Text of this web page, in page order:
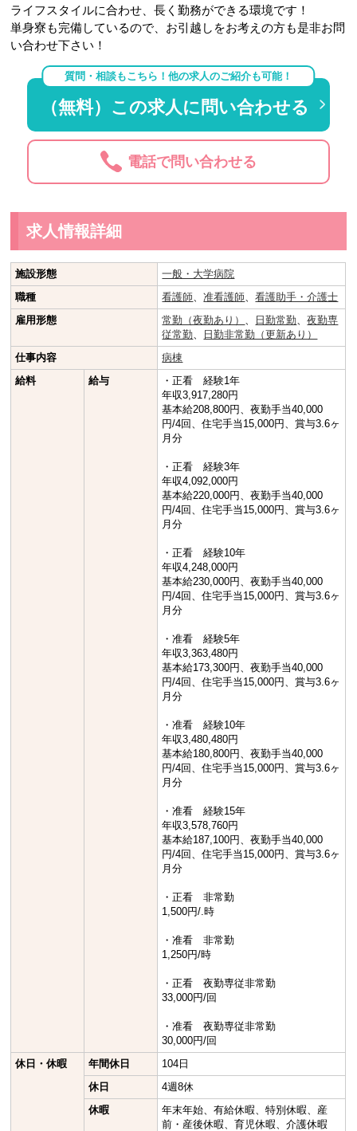
ライフスタイルに合わせ、長く勤務ができる環境です！
単身寮も完備しているので、お引越しをお考えの方も是非お問
い合わせ下さい！
質問・相談もこちら！他の求人のご紹介も可能！
（無料）この求人に問い合わせる
電話で問い合わせる
求人情報詳細
施設形態
一般・大学病院
職種
看護師 、准看護師 、看護助手・介護士
雇用形態
常勤（夜勤あり） 日勤常勤 、夜勤専
従常勤
日勤非常勤（更新あり）
仕事内容
病棟
給料
給与
・正看 経験1年
年収3,917,280円
基本給208,800円、夜勤手当40,000
円/4回、住宅手当15,000円、賞与3.6ヶ
月分
・正看 経験3年
年収4,092,000円
基本給220,000円、夜勤手当40,000
円/4回、住宅手当15,000円、賞与3.6ヶ
月分
・正看 経験10年
年収4,248,000円
基本給230,000円、夜勤手当40,000
円/4回、住宅手当15,000円、賞与3.6ヶ
月分
・准看 経験5年
年収3,363,480円
基本給173,300円、夜勤手当40,000
円/4回、住宅手当15,000円、賞与3.6ヶ
月分
・准看 経験10年
年収3,480,480円
基本給180,800円、夜勤手当40,000
円/4回、住宅手当15,000円、賞与3.6ヶ
月分
・准看 経験15年
年収3,578,760円
基本給187,100円、夜勤手当40,000
円/4回、住宅手当15,000円、賞与3.6ヶ
月分
・正看 非常勤
1,500円/.時
・准看 非常勤
1,250円/時
・正看 夜勤専従非常勤
33,000円/回
・准看 夜勤専従非常勤
30,000円/回
休日・休暇
年間休日
104日
休日
4週8休
休暇
年末年始、有給休暇、特別休暇、産
前・産後休暇、育児休暇、介護休暇